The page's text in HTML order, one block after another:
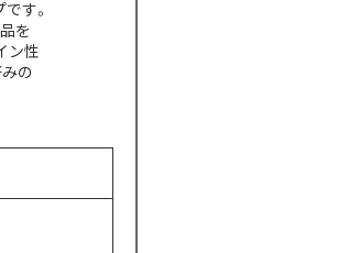
す。
を
ン性
の